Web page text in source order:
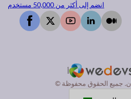
انضم إلى أكثر من 50,000 مستخدم
أ